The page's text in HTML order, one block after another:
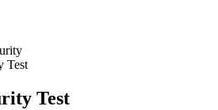
Test
Test